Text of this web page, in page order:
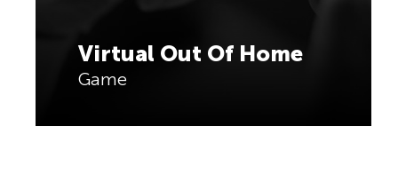
Virtual Out Of Home
Game